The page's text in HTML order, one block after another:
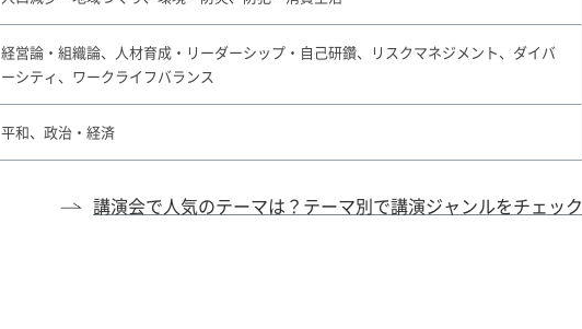
経営論・組織論、人材育成・リーダーシップ・自己研鑽、リスクマネジメント、ダイバ
ーシティ、ワークライフバランス
平和、政治・経済
講演会で人気のテーマは？ テーマ別で講演ジャンルをチェック